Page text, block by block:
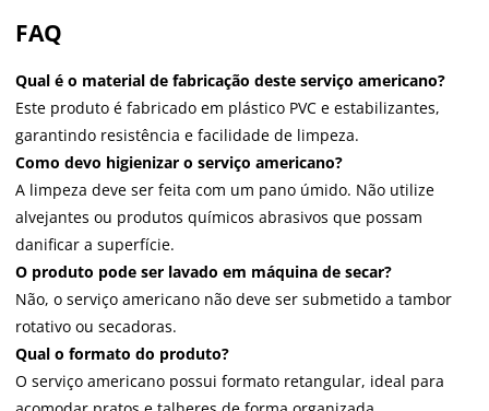
FAQ
Qual é o material de fabricação deste serviço americano?
Este produto é fabricado em plástico PVC e estabilizantes,
garantindo resistência e facilidade de limpeza.
Como devo higienizar o serviço americano?
A limpeza deve ser feita com um pano úmido. Não utilize
alvejantes ou produtos químicos abrasivos que possam
danificar a superfície.
O produto pode ser lavado em máquina de secar?
Não, o serviço americano não deve ser submetido a tambor
rotativo ou secadoras.
Qual o formato do produto?
O serviço americano possui formato retangular, ideal para